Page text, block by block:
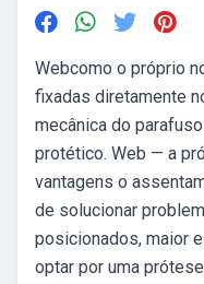
Webcomo o próprio
fixadas diretamente
mecânica do
protético. Web — a
vantagens o
de solucionar
posicionados, maior
optar por uma